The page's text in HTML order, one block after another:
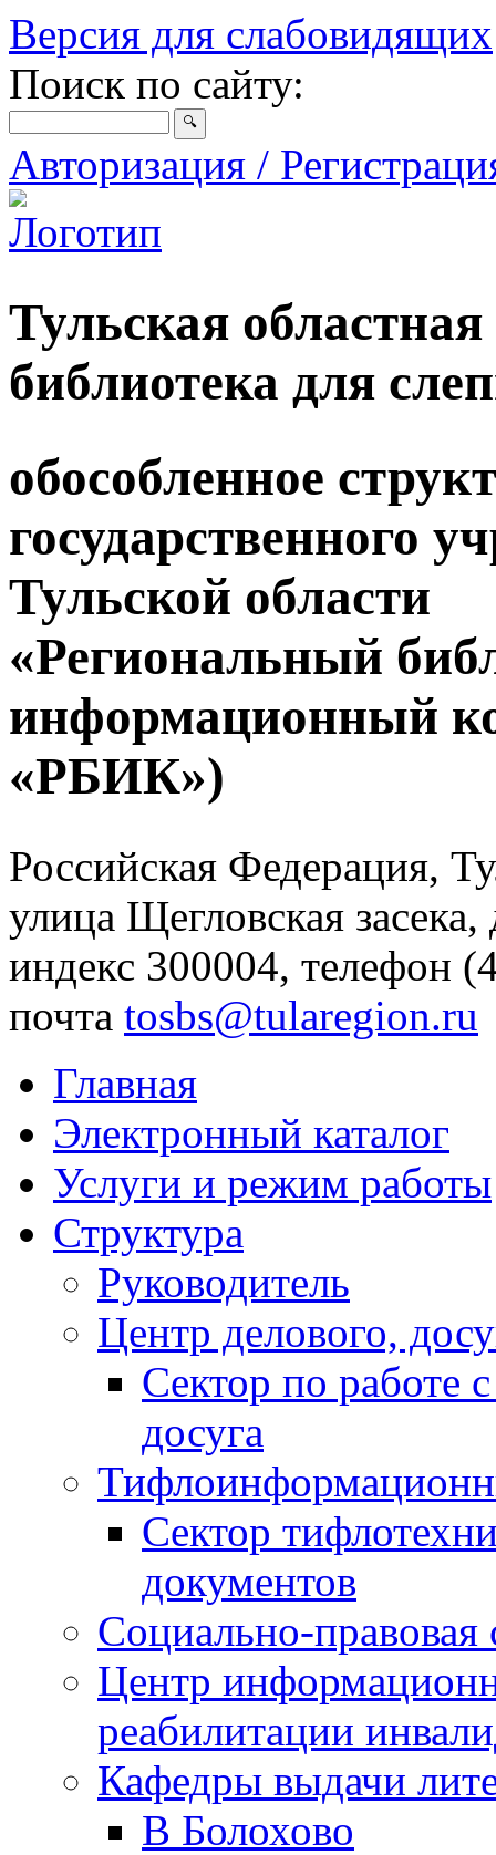
Версия для слабовидящих
Поиск по сайту:
Авторизация /
Тульская
библиотека для
обособленное
государственного
Тульской области
«Региональный
информационный
«РБИК»)
Российская Федерация,
улица Щегловская
индекс 300004, телефон
почта tosbs@tularegion.ru
Главная
Электронный каталог
Услуги и режим работы
Структура
Руководитель
Центр делового,
Сектор по работе
досуга
Сектор
документов
Социально-правовая
Центр
реабилитации
Кафедры выдачи
В Болохово